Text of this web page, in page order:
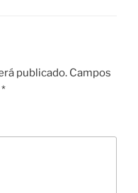
publicado. Campos
*